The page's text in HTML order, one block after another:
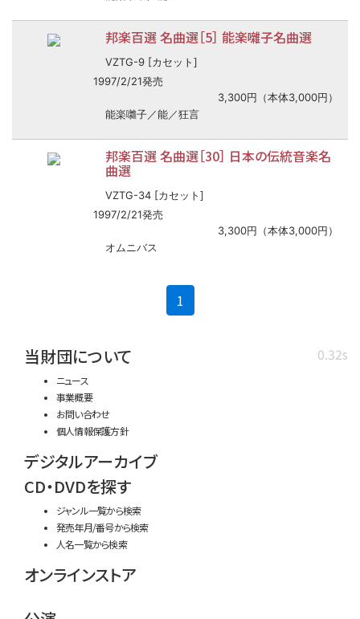
邦楽百選 名曲選［5］ 能楽囃子名曲選
VZTG-9 [カセット]
1997/2/21発売
3,300円（本体3,000円）
能楽囃子／能／狂言
邦楽百選 名曲選［30］ 日本の伝統音楽名
曲選
VZTG-34 [カセット]
1997/2/21発売
3,300円（本体3,000円）
オムニバス
1
0.32s
当財団について
ニュース
事業概要
お問い合わせ
個人情報保護方針
デジタルアーカイブ
CD・DVDを探す
ジャンル一覧から検索
発売年月/番号から検索
人名一覧から検索
オンラインストア